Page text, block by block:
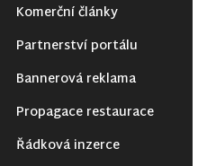
Komerční články
Partnerství portálu
Bannerová reklama
Propagace restaurace
Řádková inzerce